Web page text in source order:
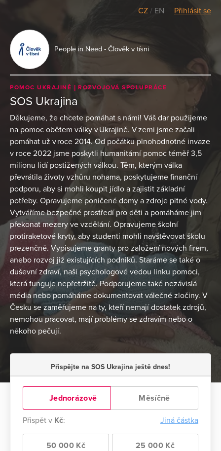
CZ / EN Přihlásit se
People in Need - Člověk v tísni
POMOC UKRAJINĚ ROZVOJOVÁ SPOLUPRÁCE
SOS Ukrajina
Děkujeme, že chcete pomáhat s námi! Váš dar použijeme
na pomoc obětem války v Ukrajině. V zemi jsme začali
pomáhat už v roce 2014. Od počátku plnohodnotné invaze
v roce 2022 jsme poskytli humanitární pomoc téměř 3,5
milionu lidí postižených válkou. Těm, kterým válka
převrátila životy vzhůru nohama, poskytujeme finanční
podporu, aby si mohli koupit jídlo a zajistit základní
potřeby. Opravujeme poničené domy a zdroje pitné vody.
Vytváříme bezpečné prostředí pro děti a pomáháme jim
překonat mezery ve vzdělání. Opravujeme školní
protiraketové kryty, aby studenti mohli navštěvovat školu
prezenčně. Vypisujeme granty pro založení nových firem,
anebo rozvoj již existujících podniků. Staráme se také o
duševní zdraví, naši psychologové vedou linku pomoci,
která funguje nepřetržitě. Podporujeme také nezávislá
média nebo ‎pomáháme dokumentovat válečné zločiny. V
Česku se zaměřujeme na ty, kteří nemají dostatek zdrojů,
‎nemohou pracovat, mají problémy se zdravím nebo o
někoho pečují.
Přispějte na SOS Ukrajina ještě dnes!
Jednorázově Měsíčně
Přispět v Kč: Jiná částka
50 000 Kč 25 000 Kč